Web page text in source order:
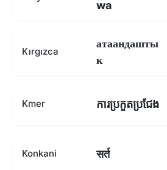
wa
Kırgızca
атаандашты
к
Kmer ការប្រកួតប្រជែង
Konkani सर्त